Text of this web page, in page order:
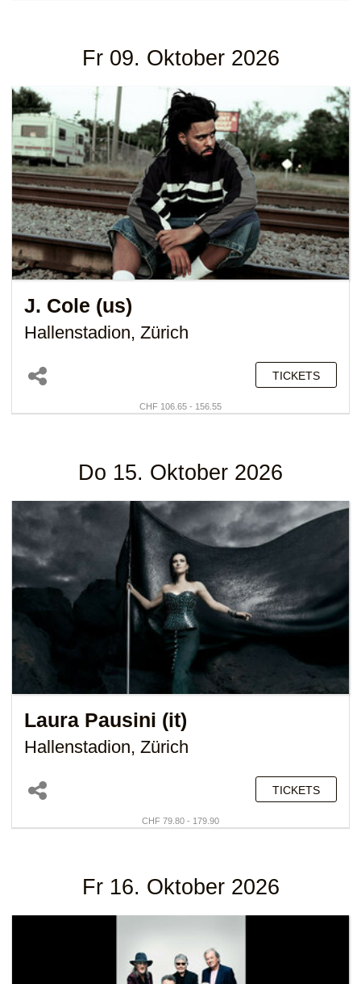
Fr 09. Oktober 2026
J. Cole (us)
Hallenstadion, Zürich
TICKETS
CHF 106.65 - 156.55
Do 15. Oktober 2026
Laura Pausini (it)
Hallenstadion, Zürich
TICKETS
CHF 79.80 - 179.90
Fr 16. Oktober 2026